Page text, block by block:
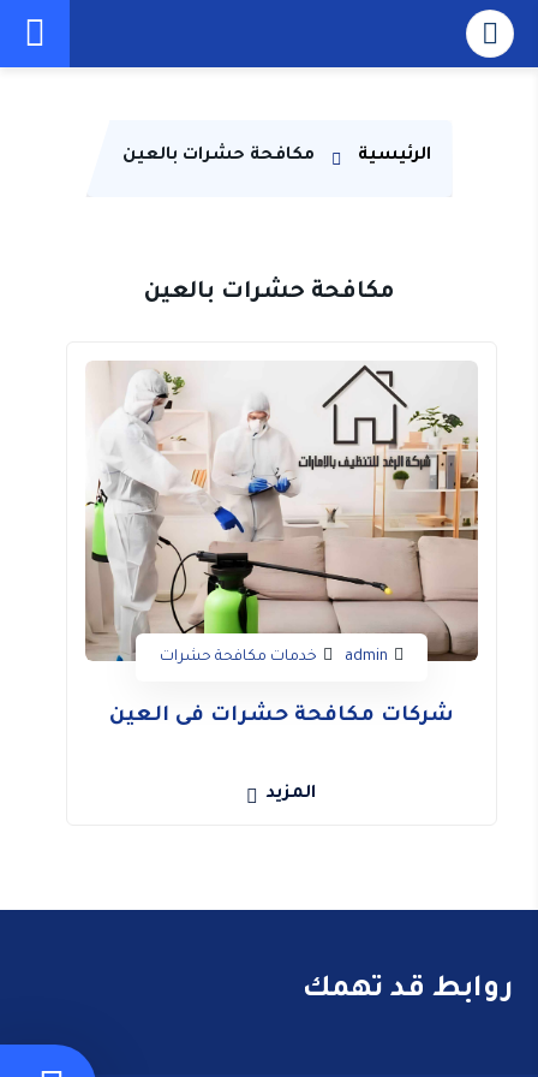
الرئيسية مكافحة حشرات بالعين
مكافحة حشرات بالعين
admin خدمات مكافحة حشرات
شركات مكافحة حشرات فى العين
المزيد
روابط قد تهمك